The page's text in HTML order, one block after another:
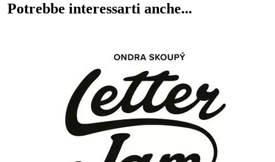
Potrebbe interessarti anche...